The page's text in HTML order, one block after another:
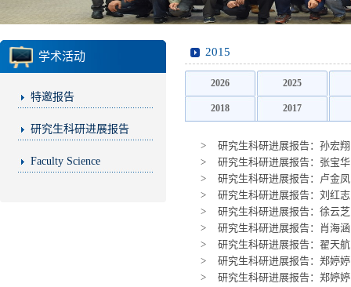
学术活动
特邀报告
研究生科研进展报告
Faculty Science
2015
2026 2025
2018 2017
>
研究生科研进展报告：孙宏
>
研究生科研进展报告：张宝
>
研究生科研进展报告：卢金
>
研究生科研进展报告：刘红
>
研究生科研进展报告：徐云
>
研究生科研进展报告：肖海
>
研究生科研进展报告：翟天
>
研究生科研进展报告：郑婷
>
研究生科研进展报告：郑婷